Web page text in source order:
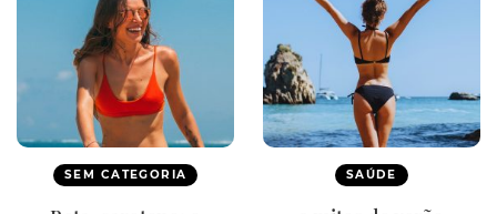
SEM CATEGORIA SAÚDE